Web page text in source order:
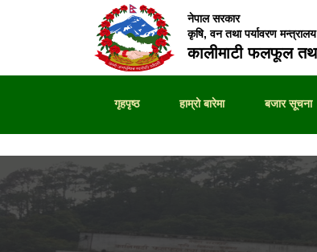
नेपाल सरकार
कृषि, वन तथा पर्यावरण मन्त्रालय
कालीमाटी फलफूल
गृहपृष्ठ हाम्रो बारेमा बजार सूचना